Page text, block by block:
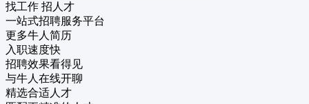
找工作 招人才
一站式招聘服务平台
更多牛人简历
入职速度快
招聘效果看得见
与牛人在线开聊
精选合适人才